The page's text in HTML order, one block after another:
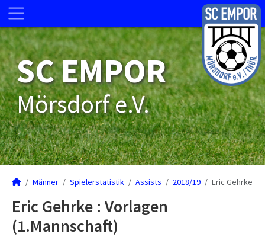
SC EMPOR
Mörsdorf e.V.
Männer Spielerstatistik Assists 2018/19 Eric Gehrke
Eric Gehrke : Vorlagen
(1.Mannschaft)